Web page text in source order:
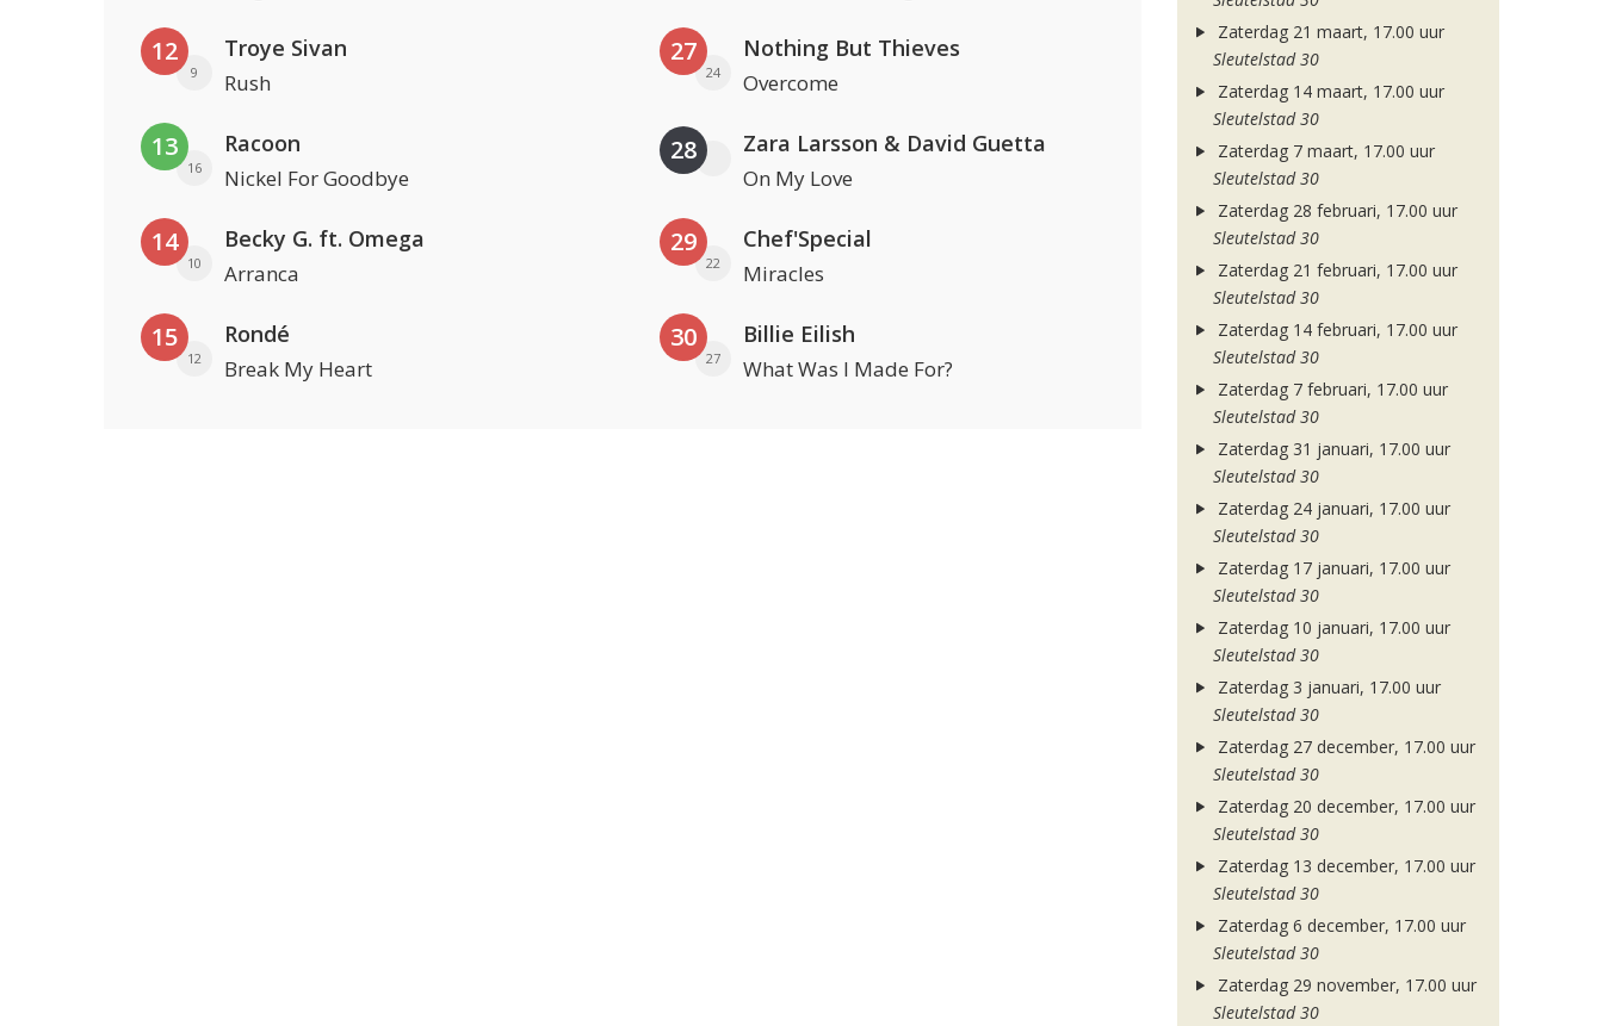
12
9
Troye Sivan
Rush
13
16
Racoon
Nickel For Goodbye
14
10
Becky G. ft. Omega
Arranca
15
12
Rondé
Break My Heart
27
24
Nothing But Thieves
Overcome
28 Zara Larsson & David Guetta
On My Love
29
22
Chef'Special
Miracles
30
27
Billie Eilish
What Was I Made For?
Zaterdag 21 maart, 17.00 uur
Sleutelstad 30
Zaterdag 14 maart, 17.00 uur
Sleutelstad 30
Zaterdag 7 maart, 17.00 uur
Sleutelstad 30
Zaterdag 28 februari, 17.00 uur
Sleutelstad 30
Zaterdag 21 februari, 17.00 uur
Sleutelstad 30
Zaterdag 14 februari, 17.00 uur
Sleutelstad 30
Zaterdag 7 februari, 17.00 uur
Sleutelstad 30
Zaterdag 31 januari, 17.00 uur
Sleutelstad 30
Zaterdag 24 januari, 17.00 uur
Sleutelstad 30
Zaterdag 17 januari, 17.00 uur
Sleutelstad 30
Zaterdag 10 januari, 17.00 uur
Sleutelstad 30
Zaterdag 3 januari, 17.00 uur
Sleutelstad 30
Zaterdag 27 december, 17.00 uur
Sleutelstad 30
Zaterdag 20 december, 17.00 uur
Sleutelstad 30
Zaterdag 13 december, 17.00 uur
Sleutelstad 30
Zaterdag 6 december, 17.00 uur
Sleutelstad 30
Zaterdag 29 november, 17.00 uur
Sleutelstad 30